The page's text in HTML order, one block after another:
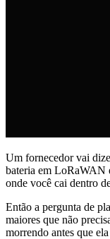
Um fornecedor vai
bateria em LoRaWAN
onde você cai dentro
Então a pergunta de
maiores que não
morrendo antes que